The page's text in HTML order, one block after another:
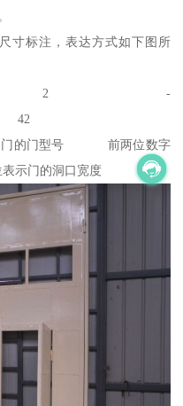
寸标注，表达方式如下图所
2 -
的门型号 前两位数字
门的洞口宽度